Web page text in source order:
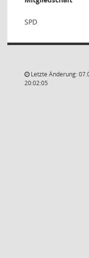
SPD
Letzte Änderung:
20:02:05